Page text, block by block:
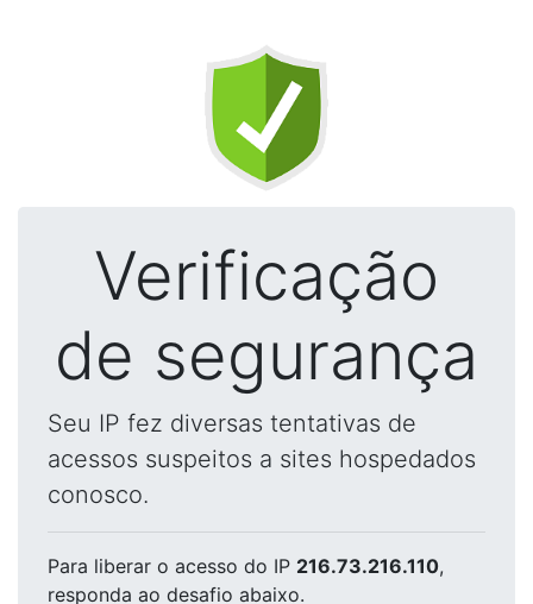
Verificação
de segurança
Seu IP fez diversas tentativas de
acessos suspeitos a sites hospedados
conosco.
Para liberar o acesso do IP 216.73.216.110,
responda ao desafio abaixo.